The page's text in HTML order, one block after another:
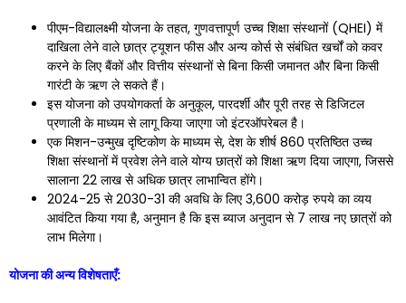
पीएम-विद्यालक्ष्मी योजना के तहत, गुणवत्तापूर्ण उच्च शिक्षा संस्थानों (QHEI) में
दाखिला लेने वाले छात्र ट्यूशन फीस और अन्य कोर्स से संबंधित खर्चों को कवर
करने के लिए बैंकों और वित्तीय संस्थानों से बिना किसी जमानत और बिना किसी
गारंटी के ऋण ले सकते हैं।
इस योजना को उपयोगकर्ता के अनुकूल, पारदर्शी और पूरी तरह से डिजिटल
प्रणाली के माध्यम से लागू किया जाएगा जो इंटरऑपरेबल है।
एक मिशन-उन्मुख दृष्टिकोण के माध्यम से, देश के शीर्ष 860 प्रतिष्ठित उच्च
शिक्षा संस्थानों में प्रवेश लेने वाले योग्य छात्रों को शिक्षा ऋण दिया जाएगा, जिससे
सालाना 22 लाख से अधिक छात्र लाभान्वित होंगे।
2024-25 से 2030-31 की अवधि के लिए 3,600 करोड़ रुपये का व्यय
आवंटित किया गया है, अनुमान है कि इस ब्याज अनुदान से 7 लाख नए छात्रों को
लाभ मिलेगा।
योजना की अन्य विशेषताएँ: